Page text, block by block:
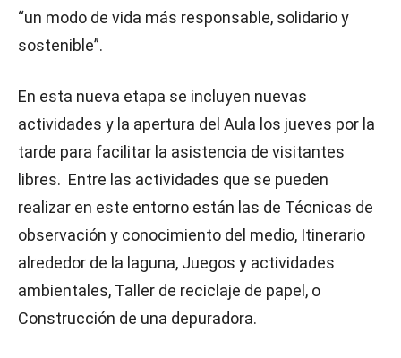
“un modo de vida más responsable, solidario y
sostenible”.
En esta nueva etapa se incluyen nuevas
actividades y la apertura del Aula los jueves por la
tarde para facilitar la asistencia de visitantes
libres. Entre las actividades que se pueden
realizar en este entorno están las de Técnicas de
observación y conocimiento del medio, Itinerario
alrededor de la laguna, Juegos y actividades
ambientales, Taller de reciclaje de papel, o
Construcción de una depuradora.